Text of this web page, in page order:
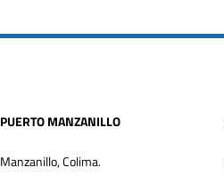
PUERTO MANZANILLO
Manzanillo, Colima.